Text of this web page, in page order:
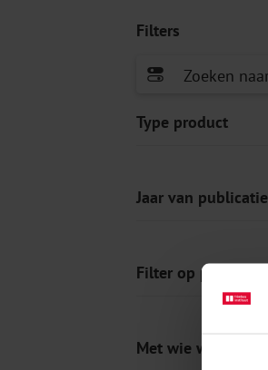
Filters
Type product
Jaar van publicatie
Filter op prijs
Met wie werkt u?